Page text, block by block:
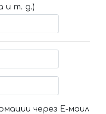
и т. д.)
через Е-маил